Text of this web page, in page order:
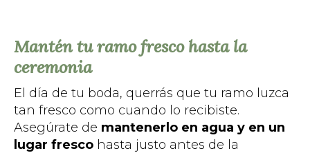
Mantén tu ramo fresco hasta la
ceremonia
El día de tu boda, querrás que tu ramo luzca
tan fresco como cuando lo recibiste.
Asegúrate de mantenerlo en agua y en un
lugar fresco hasta justo antes de la